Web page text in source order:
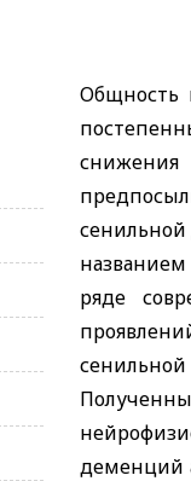
Общность
снижения
ряде
деменций